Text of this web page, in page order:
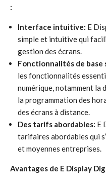
:
Interface intuitive: E
simple et intuitive qui
gestion des écrans.
Fonctionnalités de base
les fonctionnalités
numérique, notamment la
la programmation des
des écrans à distance.
Des tarifs abordables: E
tarifaires abordables qui
et moyennes entreprises.
Avantages de E Display